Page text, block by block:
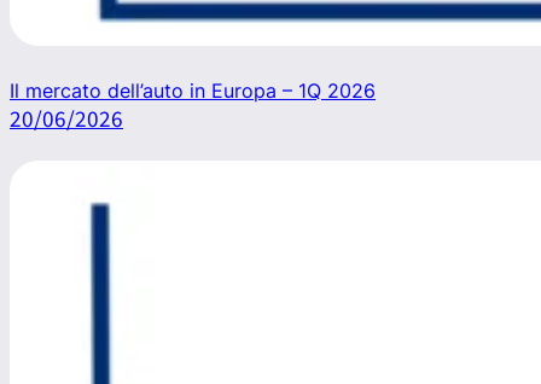
Il mercato dell’auto in Europa – 1Q 2026
20/06/2026